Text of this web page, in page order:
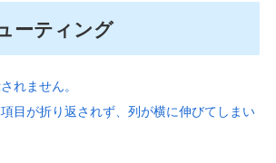
ーティング
れません。
目が折り返されず、列が横に伸びてしまい